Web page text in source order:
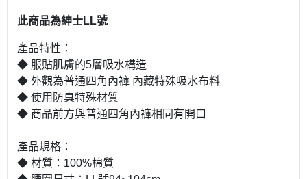
此商品為紳士LL號
產品特性：
◆ 服貼肌膚的5層吸水構造
◆ 外觀為普通四角內褲 內藏特殊吸水布料
◆ 使用防臭特殊材質
◆ 商品前方與普通四角內褲相同有開口
產品規格：
◆ 材質：100%棉質